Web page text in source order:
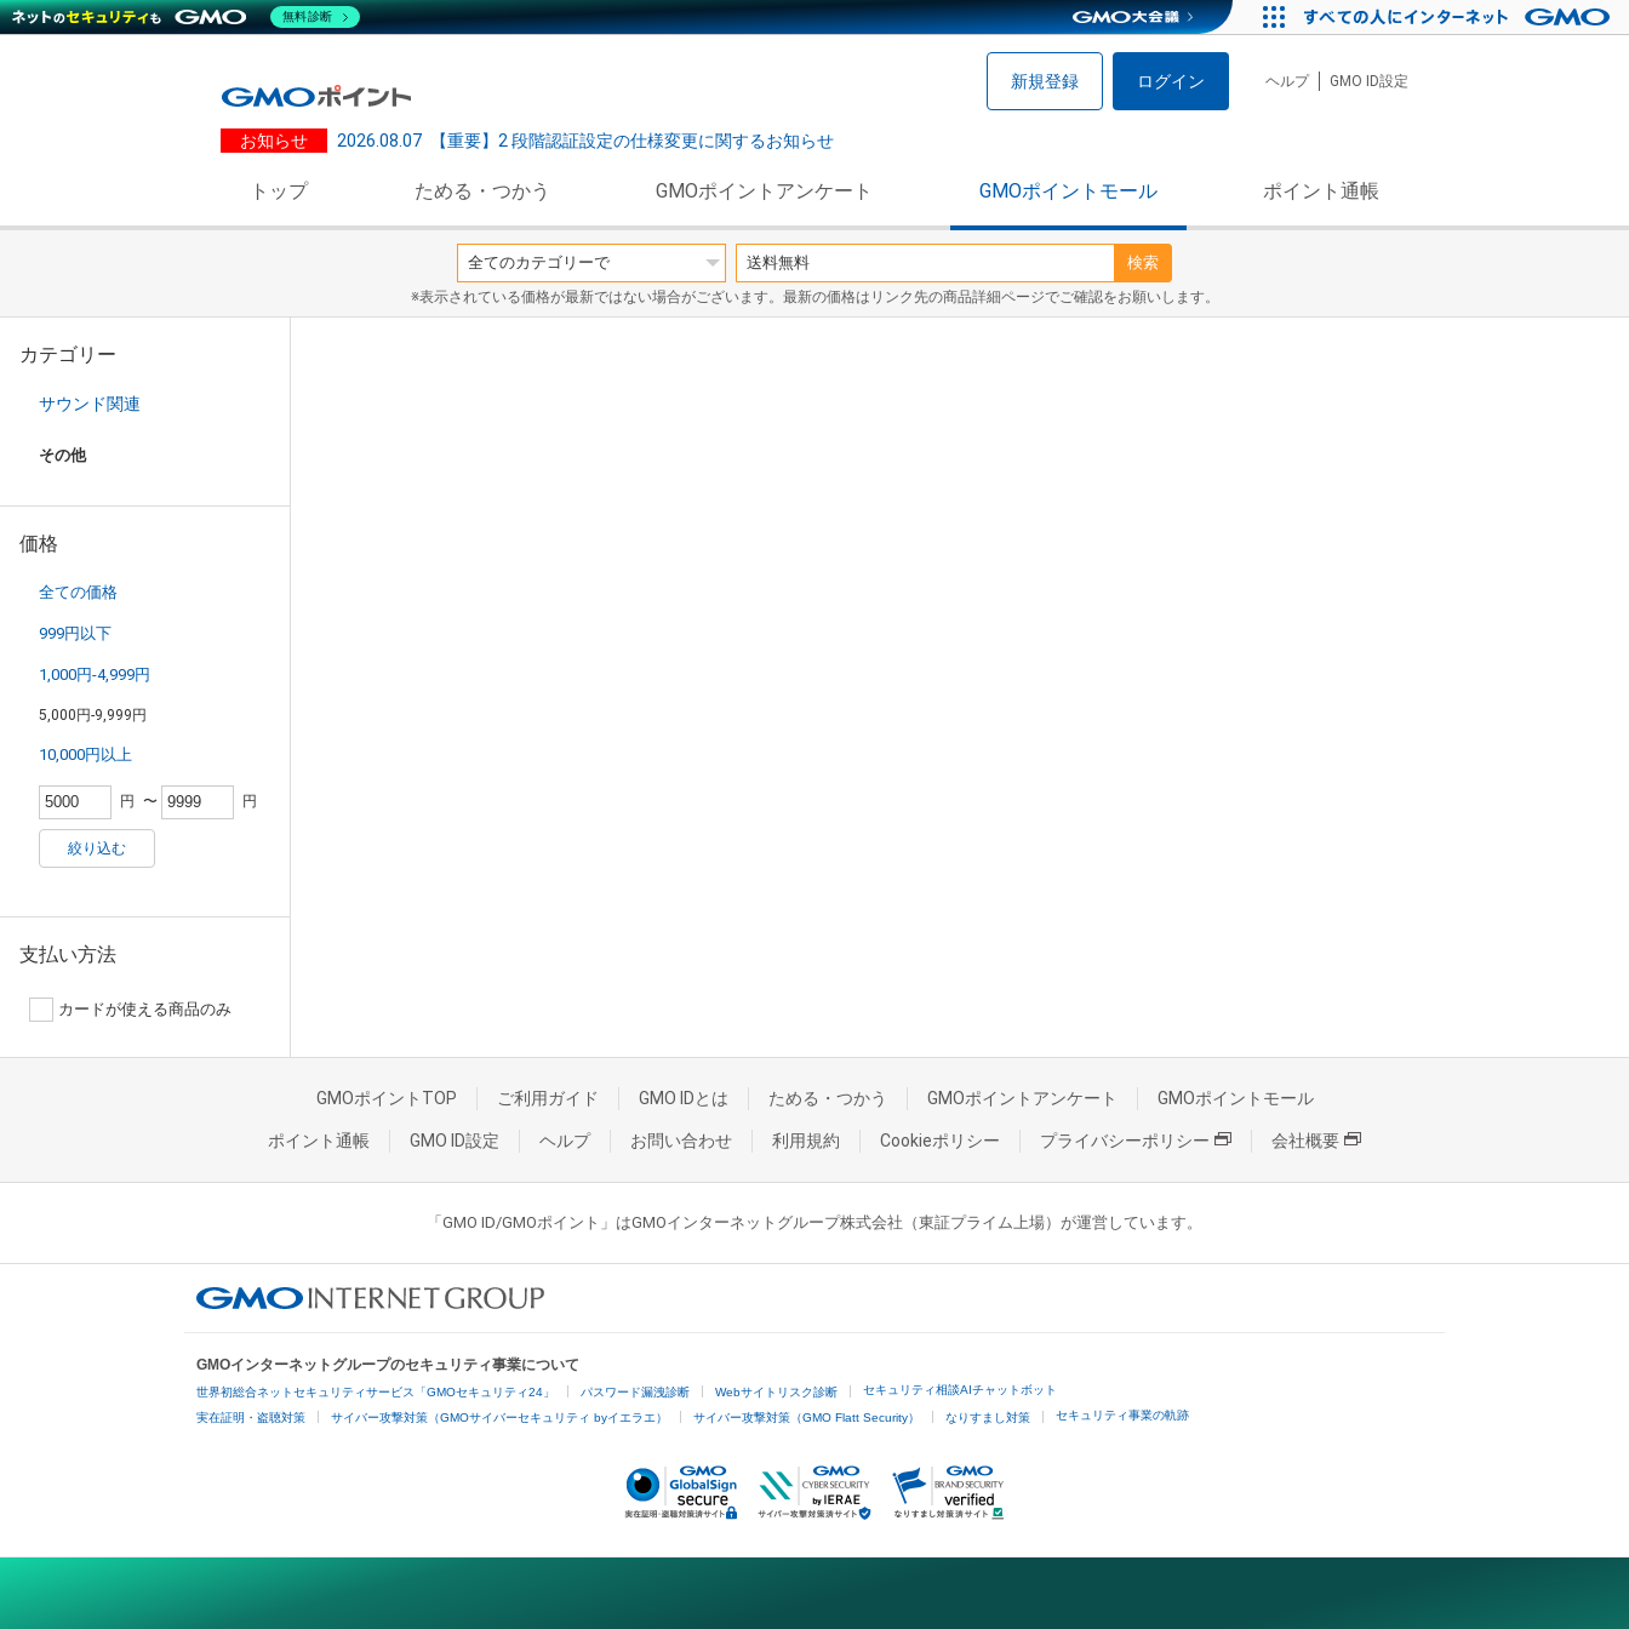
新規登録 ログイン ヘルプ GMO ID設定
お知らせ 2026.08.07 【重要】2 段階認証設定の仕様変更に関するお知らせ
トップ ためる・つかう GMOポイントアンケート GMOポイントモール ポイント通帳
検索
※表示されている価格が最新ではない場合がございます。最新の価格はリンク先の商品詳細ページでご確認をお願いします。
カテゴリー
サウンド関連
その他
価格
全ての価格
999円以下
1,000円-4,999円
5,000円-9,999円
10,000円以上
円 〜 円
絞り込む
支払い方法
カードが使える商品のみ
GMOポイントTOP ご利用ガイド GMO IDとは ためる・つかう GMOポイントアンケート GMOポイントモール
ポイント通帳 GMO ID設定 ヘルプ お問い合わせ 利用規約 Cookieポリシー プライバシーポリシー 会社概要
「GMO ID/GMOポイント」はGMOインターネットグループ株式会社（東証プライム上場）が運営しています。
GMOインターネットグループのセキュリティ事業について
世界初総合ネットセキュリティサービス「GMOセキュリティ24」 パスワード漏洩診断 Webサイトリスク診断 セキュリティ相談AIチャットボット
実在証明・盗聴対策 サイバー攻撃対策（GMOサイバーセキュリティ byイエラエ） サイバー攻撃対策（GMO Flatt Security） なりすまし対策 セキュリティ事業の軌跡
無料診断